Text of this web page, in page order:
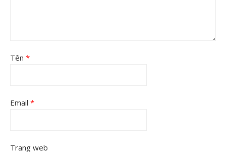
Tên *
Email *
Trang web